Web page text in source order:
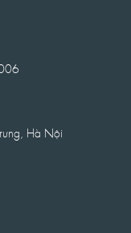
Hà Nội